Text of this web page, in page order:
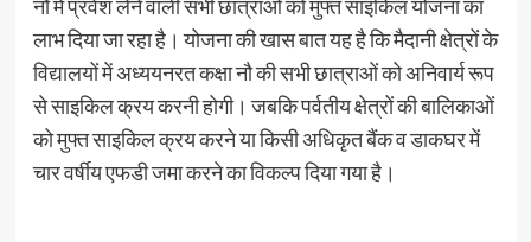
नौ में प्रवेश लेने वाली सभी छात्राओं को मुफ्त साइकिल योजना का
लाभ दिया जा रहा है। योजना की खास बात यह है कि मैदानी क्षेत्रों के
विद्यालयों में अध्ययनरत कक्षा नौ की सभी छात्राओं को अनिवार्य रूप
से साइकिल क्रय करनी होगी। जबकि पर्वतीय क्षेत्रों की बालिकाओं
को मुफ्त साइकिल क्रय करने या किसी अधिकृत बैंक व डाकघर में
चार वर्षीय एफडी जमा करने का विकल्प दिया गया है।